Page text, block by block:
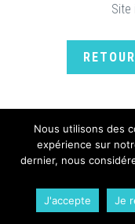
Site
Plan du site
Nous utilisons des
expérience sur
dernier, nous
J'accepte
Je